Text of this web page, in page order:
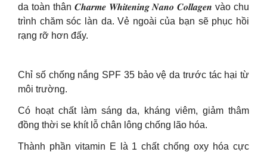
da toàn thân 𝑪𝒉𝒂𝒓𝒎𝒆 𝑾𝒉𝒊𝒕𝒆𝒏𝒊𝒏𝒈 𝑵𝒂𝒏𝒐 𝑪𝒐𝒍𝒍𝒂𝒈𝒆𝒏 vào chu
trình chăm sóc làn da. Vẻ ngoài của bạn sẽ phục hồi
rạng rỡ hơn đấy.
Chỉ số chống nắng SPF 35 bảo vệ da trước tác hại từ
môi trường.
Có hoạt chất làm sáng da, kháng viêm, giảm thâm
đồng thời se khít lỗ chân lông chống lão hóa.
Thành phần vitamin E là 1 chất chống oxy hóa cực